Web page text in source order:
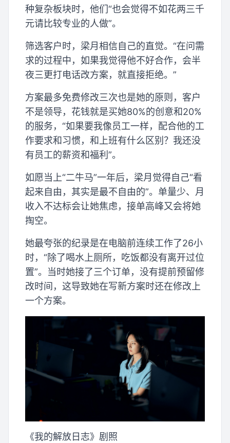
种复杂板块时，他们“也会觉得不如花两三千
元请比较专业的人做”。
筛选客户时，梁月相信自己的直觉。“在问需
求的过程中，如果我觉得他不好合作，会半
夜三更打电话改方案，就直接拒绝。”
方案最多免费修改三次也是她的原则，客户
不是领导，花钱就是买她80%的创意和20%
的服务，“如果要我像员工一样，配合他的工
作要求和习惯，和上班有什么区别？我还没
有员工的薪资和福利”。
如愿当上“二牛马”一年后，梁月觉得自己“看
起来自由，其实是最不自由的”。单量少、月
收入不达标会让她焦虑，接单高峰又会将她
掏空。
她最夸张的纪录是在电脑前连续工作了26小
时，“除了喝水上厕所，吃饭都没有离开过位
置”。当时她接了三个订单，没有提前预留修
改时间，这导致她在写新方案时还在修改上
一个方案。
《我的解放日志》剧照